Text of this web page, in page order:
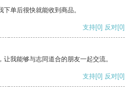
单后很快就能收到商品。
支持[0] 反对[0]
我能够与志同道合的朋友一起交流。
支持[0] 反对[0]